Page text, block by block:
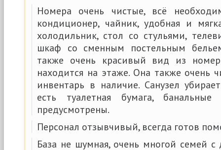
Номера очень чистые, всё
кондиционер, чайник, удобная и
холодильник, стол со стульями,
шкаф со сменным постельным
также очень красивый вид из
находится на этаже. Она также очень
инвентарь в наличие. Санузел
есть туалетная бумага, банальные
предусмотрены.
Персонал отзывчивый, всегда готов
База не шумная, очень многой семей